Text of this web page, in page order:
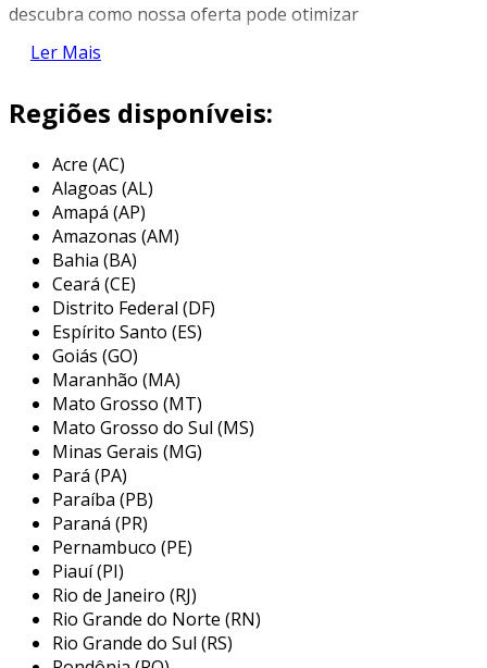
descubra como nossa oferta pode otimizar
suas operações e fortalecer sua
competitividade.
principais características do
caminhão sider
o caminhão sider é conhecido por suas
deslizantes , facilitando o processo de carga e
descarga.
esta característica não apenas aumenta a
flexibilidade operacional
permite o transporte de diferentes volumes de
mercadorias, adaptando-se às necessidades do
negócio.
além disso, seuchassi reforçado
para suportar condições adversas, garantindo
durabilidade e reduzindo a necessidade de
reparos frequentes.
combinando inovação e resistência
o sider ofereceexcelente custo-benefício
contribuindo para a redução de despesas
operacionais e a otimização do tempo.
Ler Mais
Regiões disponíveis:
Acre (AC)
Alagoas (AL)
Amapá (AP)
Amazonas (AM)
Bahia (BA)
Ceará (CE)
Distrito Federal (DF)
Espírito Santo (ES)
Goiás (GO)
Maranhão (MA)
Mato Grosso (MT)
Mato Grosso do Sul (MS)
Minas Gerais (MG)
Pará (PA)
Paraíba (PB)
Paraná (PR)
Pernambuco (PE)
Piauí (PI)
Rio de Janeiro (RJ)
Rio Grande do Norte (RN)
Rio Grande do Sul (RS)